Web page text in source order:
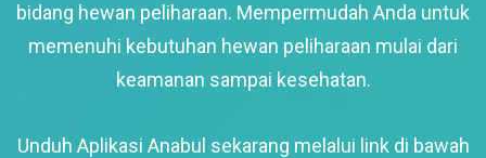
bidang hewan peliharaan. Mempermudah Anda untuk
memenuhi kebutuhan hewan peliharaan mulai dari
keamanan sampai kesehatan.
Unduh Aplikasi Anabul sekarang melalui link di bawah